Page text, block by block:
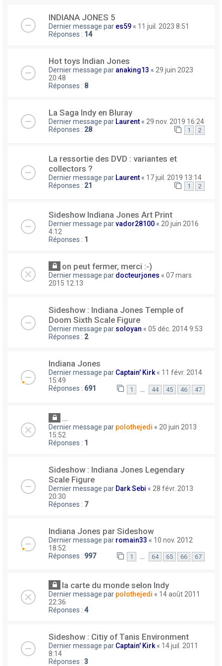
INDIANA JONES 5
Dernier message par es59 « 11 juil. 2023 8:51
Réponses : 14
Hot toys Indian Jones
Dernier message par anaking13 « 29 juin 2023
20:48
Réponses : 8
La Saga Indy en Bluray
Dernier message par Laurent « 29 nov. 2019 16:24
Réponses : 28 1 2
La ressortie des DVD : variantes et
collectors ?
Dernier message par Laurent « 17 juil. 2019 13:14
Réponses : 21 1 2
Sideshow Indiana Jones Art Print
Dernier message parvador28100 « 20 juin 2016
4:12
Réponses : 1
on peut fermer, merci :-)
Dernier message par docteurjones « 07 mars
2015 12:13
Sideshow : Indiana Jones Temple of
Doom Sixth Scale Figure
Dernier message par soloyan « 05 déc. 2014 9:53
Réponses : 2
Indiana Jones
Dernier message par Captain' Kirk« 11 févr. 2014
15:49
Réponses : 691 1 44 45 46 47
...
Dernier message par polothejedi « 20 juin 2013
15:52
Réponses : 1
Sideshow : Indiana Jones Legendary
Scale Figure
Dernier message par Dark Sebi « 28 févr. 2013
20:30
Réponses : 7
Indiana Jones par Sideshow
Dernier message par romain33 « 10 nov. 2012
18:52
Réponses : 997 1 64 65 66 67
la carte du monde selon Indy
Dernier message par polothejedi « 14 août 2011
22:36
Réponses : 4
Sideshow : Citiy of Tanis Environment
Dernier message par Captain' Kirk « 14 juil. 2011
8:14
Réponses : 3